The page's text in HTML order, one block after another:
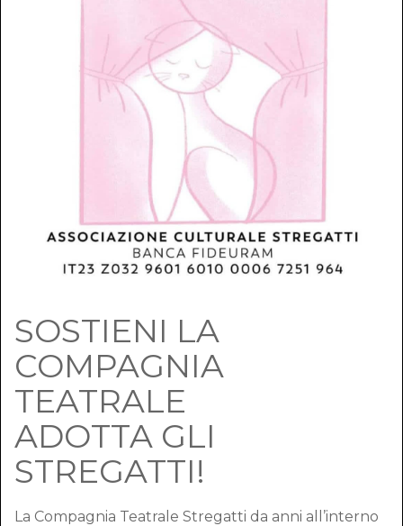
SOSTIENI LA
COMPAGNIA
TEATRALE
ADOTTA GLI
STREGATTI!
La Compagnia Teatrale Stregatti da anni all’interno